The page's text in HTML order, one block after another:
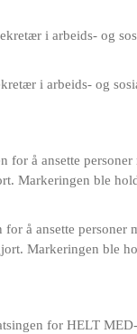
i arbeids- og
å ansette personer
Markeringen ble